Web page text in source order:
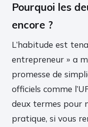
Pourquoi les
encore ?
L’habitude est
entrepreneur » a
promesse de
officiels comme
deux termes pour
pratique, si vous